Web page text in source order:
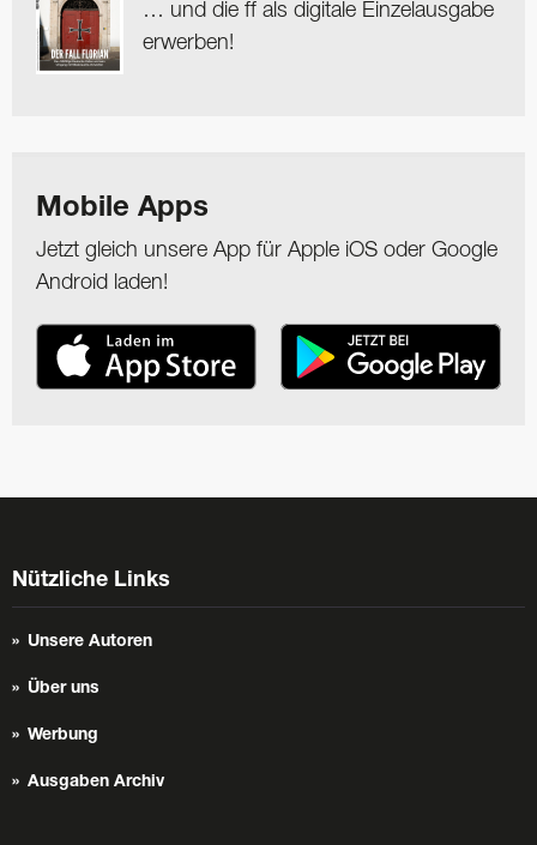
… und die ff als digitale Einzelausgabe
erwerben!
Mobile Apps
Jetzt gleich unsere App für Apple iOS oder Google
Android laden!
Nützliche Links
Unsere Autoren
Über uns
Werbung
Ausgaben Archiv